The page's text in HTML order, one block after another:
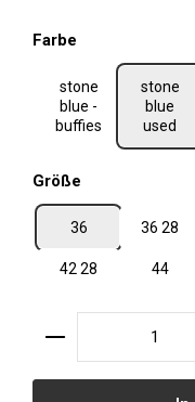
Farbe
stone
blue -
buffies
stone
blue
used
Größe
36 36 28
42 28 44
Produkt Anzahl: